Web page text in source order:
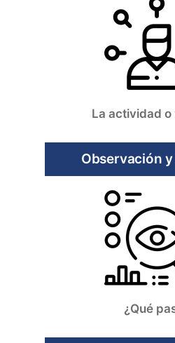
La actividad o
Observación
¿Qué